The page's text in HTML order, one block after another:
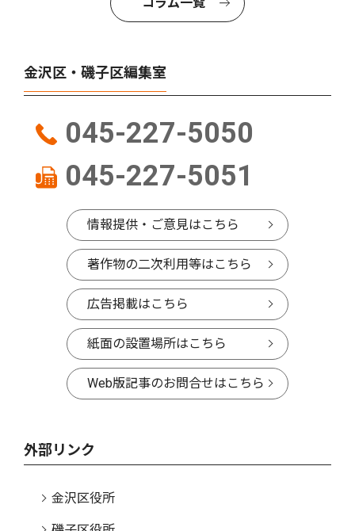
金沢区・磯子区編集室
045-227-5050
045-227-5051
情報提供・ご意見はこちら
著作物の二次利用等はこちら
広告掲載はこちら
紙面の設置場所はこちら
Web版記事のお問合せはこちら
外部リンク
金沢区役所